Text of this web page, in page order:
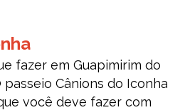
fazer em Guapimirim do
passeio Cânions do Iconha
você deve fazer com